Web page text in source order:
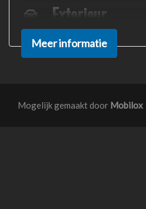
Exterieur
Achterruitwisser
Bumpers in carrosseriekleur
Extra getint glas achter
Meer informatie
Mogelijk gemaakt door Mobilox